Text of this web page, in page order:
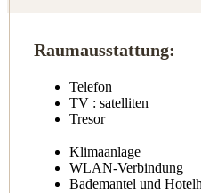
Raumausstattung:
Telefon
TV : satelliten
Tresor
Klimaanlage
WLAN-Verbindung
Bademantel und